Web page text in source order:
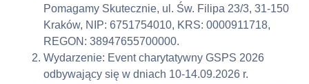
Pomagamy Skutecznie, ul. Św. Filipa 23/3, 31-150
Kraków, NIP: 6751754010, KRS: 0000911718,
REGON: 38947655700000.
Wydarzenie: Event charytatywny GSPS 2026
odbywający się w dniach 10-14.09.2026 r.